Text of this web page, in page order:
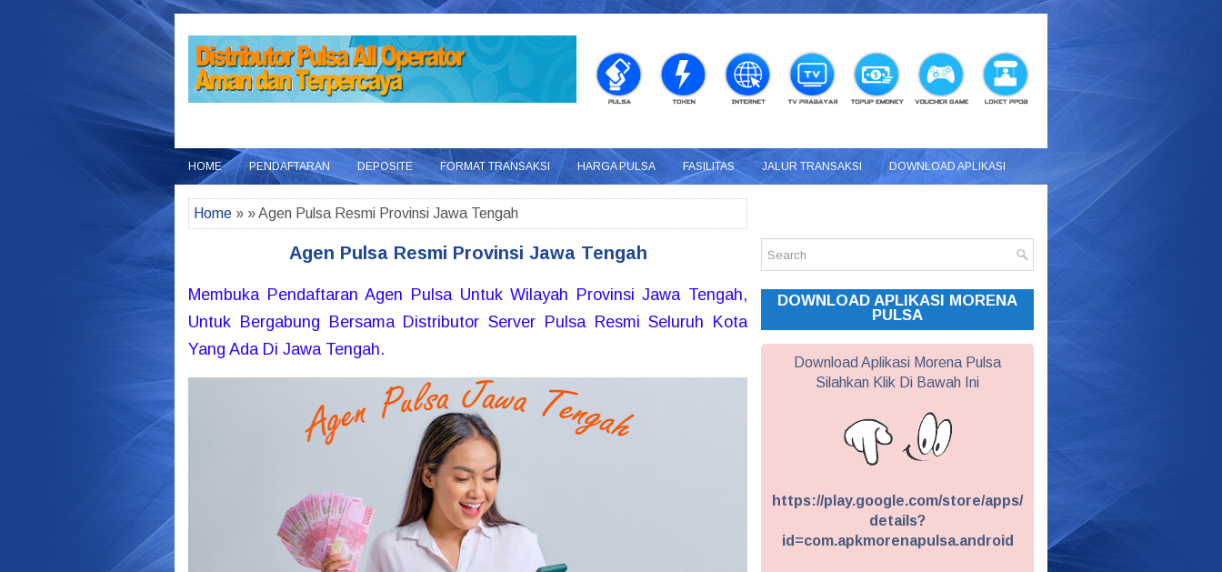
HOME PENDAFTARAN DEPOSITE FORMAT TRANSAKSI HARGA PULSA FASILITAS JALUR TRANSAKSI DOWNLOAD APLIKASI
Home » » Agen Pulsa Resmi Provinsi Jawa Tengah
Agen Pulsa Resmi Provinsi Jawa Tengah
Membuka Pendaftaran Agen Pulsa Untuk Wilayah Provinsi Jawa Tengah,
Untuk Bergabung Bersama Distributor Server Pulsa Resmi Seluruh Kota
Yang Ada Di Jawa Tengah.
DOWNLOAD APLIKASI MORENA
PULSA
Download Aplikasi Morena Pulsa
Silahkan Klik Di Bawah Ini
https://play.google.com/store/apps/
details?
id=com.apkmorenapulsa.android